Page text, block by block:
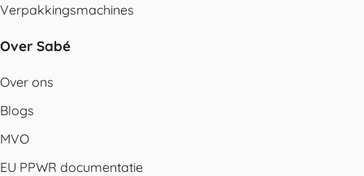
Verpakkingsmachines
Over Sabé
Over ons
Blogs
MVO
EU PPWR documentatie